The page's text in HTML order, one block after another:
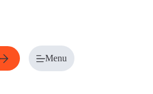
Menu